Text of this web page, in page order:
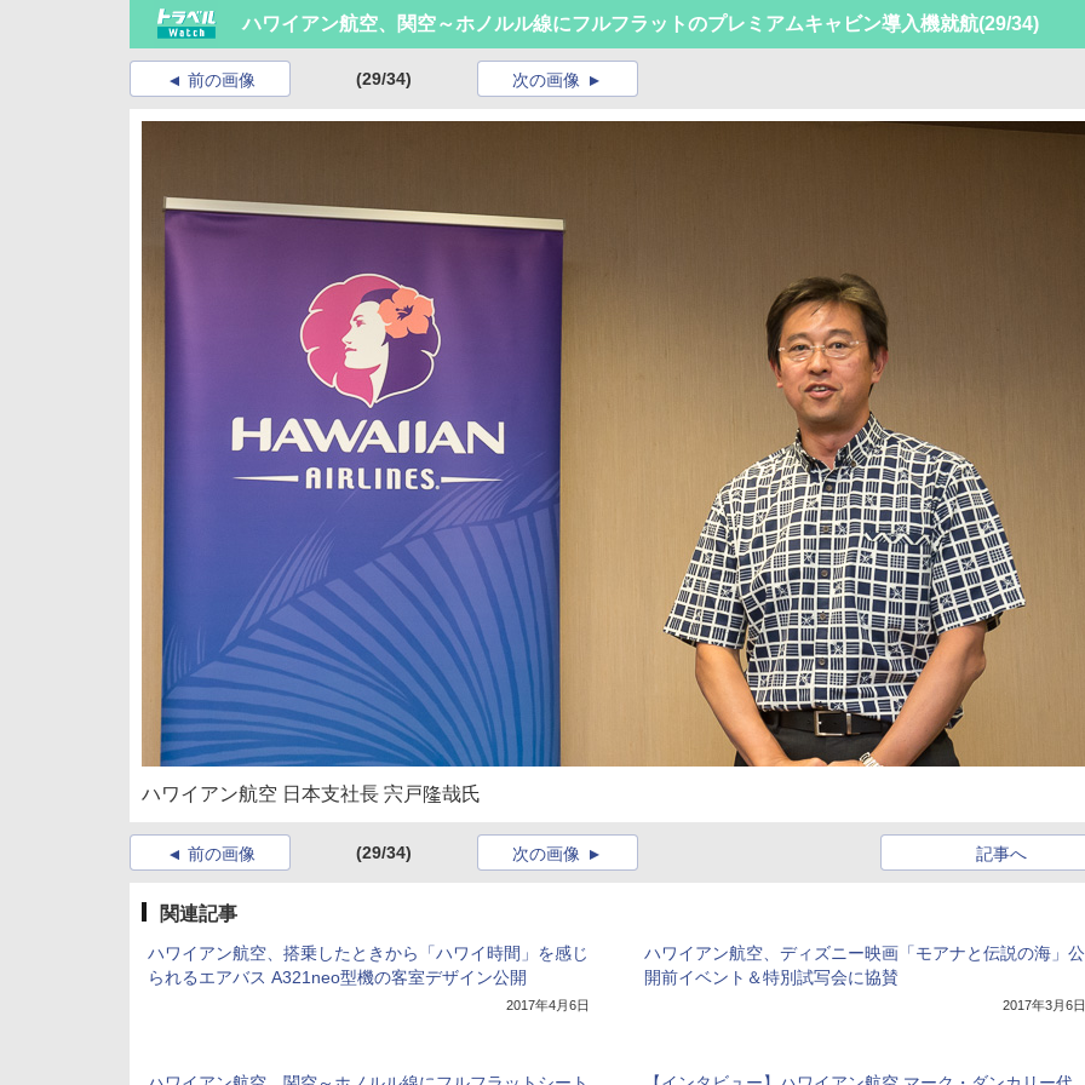
ハワイアン航空、関空～ホノルル線にフルフラットのプレミアムキャビン導入機就航(29/34)
前の画像 (29/34) 次の画像
ハワイアン航空 日本支社長 宍戸隆哉氏
前の画像 (29/34) 次の画像 記事へ
関連記事
ハワイアン航空、搭乗したときから「ハワイ時間」を感じ
られるエアバス A321neo型機の客室デザイン公開
2017年4月6日
ハワイアン航空、ディズニー映画「モアナと伝説の海」公
開前イベント＆特別試写会に協賛
2017年3月6日